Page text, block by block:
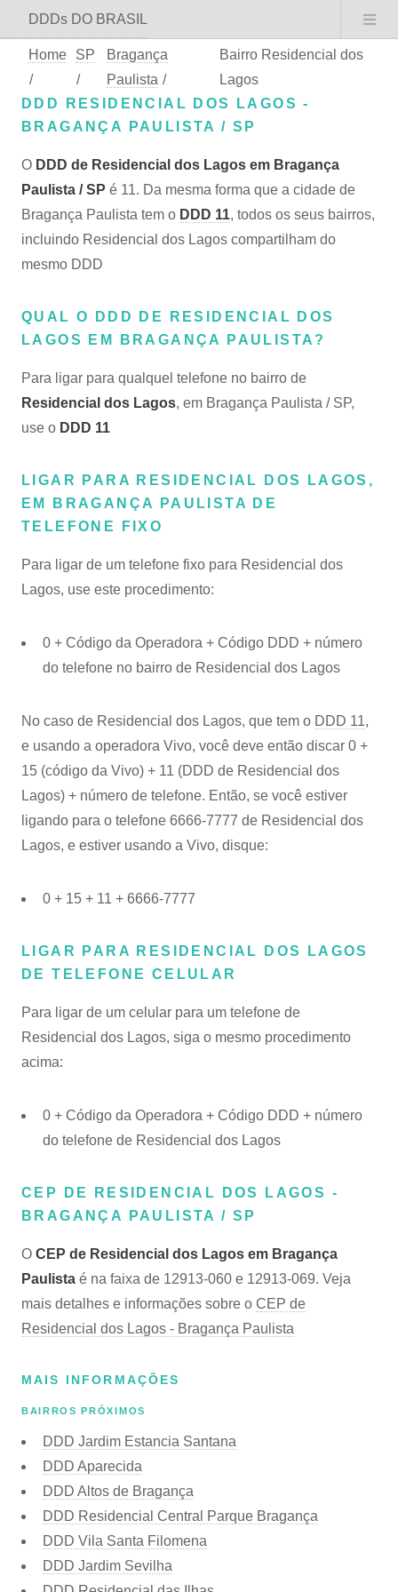
DDDs DO BRASIL
Home
/
SP
/
Bragança
Paulista /
Bairro Residencial dos
Lagos
DDD RESIDENCIAL DOS LAGOS -
BRAGANÇA PAULISTA / SP
O DDD de Residencial dos Lagos em Bragança
Paulista / SP é 11. Da mesma forma que a cidade de
Bragança Paulista tem o DDD 11, todos os seus bairros,
incluindo Residencial dos Lagos compartilham do
mesmo DDD
QUAL O DDD DE RESIDENCIAL DOS
LAGOS EM BRAGANÇA PAULISTA?
Para ligar para qualquel telefone no bairro de
Residencial dos Lagos, em Bragança Paulista / SP,
use o DDD 11
LIGAR PARA RESIDENCIAL DOS LAGOS,
EM BRAGANÇA PAULISTA DE
TELEFONE FIXO
Para ligar de um telefone fixo para Residencial dos
Lagos, use este procedimento:
0 + Código da Operadora + Código DDD + número
do telefone no bairro de Residencial dos Lagos
No caso de Residencial dos Lagos, que tem o DDD 11,
e usando a operadora Vivo, você deve então discar 0 +
15 (código da Vivo) + 11 (DDD de Residencial dos
Lagos) + número de telefone. Então, se você estiver
ligando para o telefone 6666-7777 de Residencial dos
Lagos, e estiver usando a Vivo, disque:
0 + 15 + 11 + 6666-7777
LIGAR PARA RESIDENCIAL DOS LAGOS
DE TELEFONE CELULAR
Para ligar de um celular para um telefone de
Residencial dos Lagos, siga o mesmo procedimento
acima:
0 + Código da Operadora + Código DDD + número
do telefone de Residencial dos Lagos
CEP DE RESIDENCIAL DOS LAGOS -
BRAGANÇA PAULISTA / SP
O CEP de Residencial dos Lagos em Bragança
Paulista é na faixa de 12913-060 e 12913-069. Veja
mais detalhes e informações sobre o CEP de
Residencial dos Lagos - Bragança Paulista
MAIS INFORMAÇÕES
BAIRROS PRÓXIMOS
DDD Jardim Estancia Santana
DDD Aparecida
DDD Altos de Bragança
DDD Residencial Central Parque Bragança
DDD Vila Santa Filomena
DDD Jardim Sevilha